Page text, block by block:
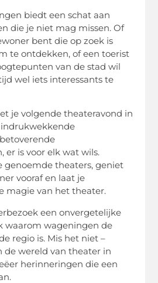
biedt een schat aan
die je niet mag missen. Of
bent die op zoek is
te ontdekken, of een toerist
van de stad wil
wel iets interessants te
je volgende theateravond in
er is voor elk wat wils.
genoemde theaters, geniet
vooraf en laat je
magie van het theater.
een onvergetelijke
waarom wageningen de
regio is. Mis het niet –
de wereld van theater in
herinneringen die een